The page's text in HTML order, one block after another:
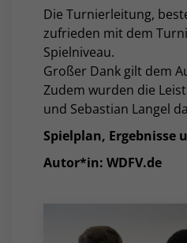
Die Turnierleitung,
zufrieden mit dem
Spielniveau.
Großer Dank gilt dem
Zudem wurden die
und Sebastian Langel
Spielplan, Ergebnisse
Autor*in: WDFV.de